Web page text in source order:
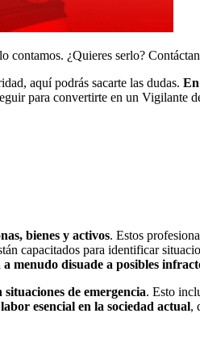
contamos. ¿Quieres serlo?
aquí podrás sacarte las dudas. En
para convertirte en un Vigilante
bienes y activos. Estos
capacitados para identificar
menudo disuade a posibles
de emergencia. Esto
esencial en la sociedad actual,